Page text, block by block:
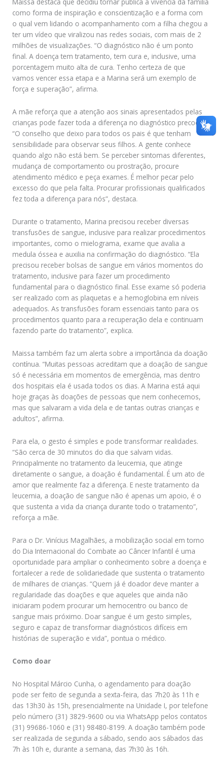
Maissa destaca que decidiu tornar pública a vivência da família
como forma de inspiração e conscientização e a forma com
o qual vem lidando o acompanhamento com a filha chegou a
ter um vídeo que viralizou nas redes sociais, com mais de 2
milhões de visualizações. “O diagnóstico não é um ponto
final. A doença tem tratamento, tem cura e, inclusive, uma
porcentagem muito alta de cura. Tenho certeza de que
vamos vencer essa etapa e a Marina será um exemplo de
força e superação”, afirma.
A mãe reforça que a atenção aos sinais apresentados pelas
crianças pode fazer toda a diferença no diagnóstico precoce.
“O conselho que deixo para todos os pais é que tenham
sensibilidade para observar seus filhos. A gente conhece
quando algo não está bem. Se perceber sintomas diferentes,
mudança de comportamento ou prostração, procure
atendimento médico e peça exames. É melhor pecar pelo
excesso do que pela falta. Procurar profissionais qualificados
fez toda a diferença para nós”, destaca.
Durante o tratamento, Marina precisou receber diversas
transfusões de sangue, inclusive para realizar procedimentos
importantes, como o mielograma, exame que avalia a
medula óssea e auxilia na confirmação do diagnóstico. “Ela
precisou receber bolsas de sangue em vários momentos do
tratamento, inclusive para fazer um procedimento
fundamental para o diagnóstico final. Esse exame só poderia
ser realizado com as plaquetas e a hemoglobina em níveis
adequados. As transfusões foram essenciais tanto para os
procedimentos quanto para a recuperação dela e continuam
fazendo parte do tratamento”, explica.
Maissa também faz um alerta sobre a importância da doação
contínua. “Muitas pessoas acreditam que a doação de sangue
só é necessária em momentos de emergência, mas dentro
dos hospitais ela é usada todos os dias. A Marina está aqui
hoje graças às doações de pessoas que nem conhecemos,
mas que salvaram a vida dela e de tantas outras crianças e
adultos”, afirma.
Para ela, o gesto é simples e pode transformar realidades.
“São cerca de 30 minutos do dia que salvam vidas.
Principalmente no tratamento da leucemia, que atinge
diretamente o sangue, a doação é fundamental. É um ato de
amor que realmente faz a diferença. E neste tratamento da
leucemia, a doação de sangue não é apenas um apoio, é o
que sustenta a vida da criança durante todo o tratamento”,
reforça a mãe.
Para o Dr. Vinícius Magalhães, a mobilização social em torno
do Dia Internacional do Combate ao Câncer Infantil é uma
oportunidade para ampliar o conhecimento sobre a doença e
fortalecer a rede de solidariedade que sustenta o tratamento
de milhares de crianças. “Quem já é doador deve manter a
regularidade das doações e que aqueles que ainda não
iniciaram podem procurar um hemocentro ou banco de
sangue mais próximo. Doar sangue é um gesto simples,
seguro e capaz de transformar diagnósticos difíceis em
histórias de superação e vida”, pontua o médico.
Como doar
No Hospital Márcio Cunha, o agendamento para doação
pode ser feito de segunda a sexta-feira, das 7h20 às 11h e
das 13h30 às 15h, presencialmente na Unidade I, por telefone
pelo número (31) 3829-9600 ou via WhatsApp pelos contatos
(31) 99686-1060 e (31) 98480-8199. A doação também pode
ser realizada de segunda a sábado, sendo aos sábados das
7h às 10h e, durante a semana, das 7h30 às 16h.